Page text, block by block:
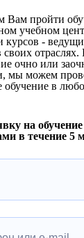
Вам пройти
учебном
курсов -
своих
очно или
мы можем
обучение в
на
в течение 5